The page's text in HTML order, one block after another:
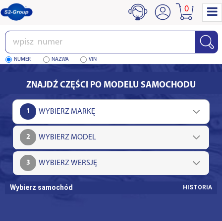
Wpisz
numer
NUMER NAZWA VIN
0
ZNAJDŹ CZĘŚCI PO MODELU SAMOCHODU
1
2
3
Wybierz samochód HISTORIA